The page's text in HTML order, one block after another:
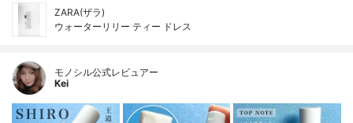
ZARA(ザラ)
ウォーターリリー ティー ドレス
モノシル公式レビュアー
Kei